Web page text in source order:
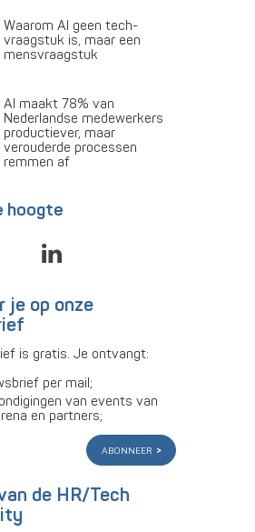
Waarom AI geen tech-
vraagstuk is, maar een
mensvraagstuk
AI maakt 78% van
Nederlandse medewerkers
productiever, maar
verouderde processen
remmen af
hoogte
je op onze
is gratis. Je ontvangt:
per mail;
van events van
en partners;
abonneer
de HR/Tech